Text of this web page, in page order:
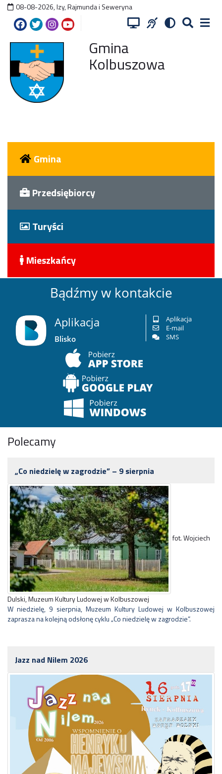
08-08-2026,Izy, Rajmunda i Seweryna
Gmina
Kolbuszowa
Gmina
Przedsiębiorcy
Turyści
Mieszkańcy
Bądźmy w kontakcie
Aplikacja
Blisko
Aplikacja
E-mail
SMS
Polecamy
„Co niedzielę w zagrodzie” – 9 sierpnia
fot. Wojciech
Dulski, Muzeum Kultury Ludowej w Kolbuszowej
W niedzielę, 9 sierpnia, Muzeum Kultury Ludowej w Kolbuszowej
zaprasza na kolejną odsłonę cyklu „Co niedzielę w zagrodzie”.
Jazz nad Nilem 2026